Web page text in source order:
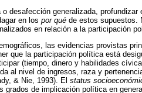
desafección generalizada,
en los por qué de estos supuestos.
en relación a la participación
las evidencias provistas
que la participación política está
(tiempo, dinero y habilidades
al nivel de ingresos, raza y
& Nie, 1993). El status
grados de implicación política en